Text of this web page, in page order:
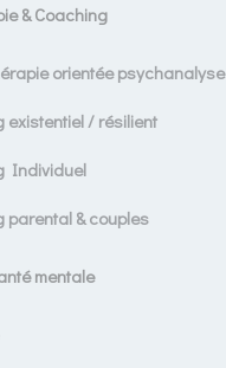
& Coaching
orientée psychanalyse
existentiel / résilient
Individuel
parental & couples
mentale